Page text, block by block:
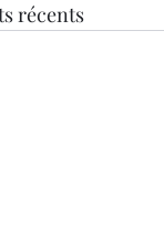
récents